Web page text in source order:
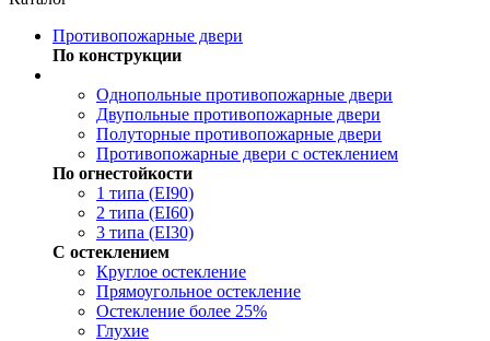
Противопожарные двери
По конструкции
Однопольные противопожарные двери
Двупольные противопожарные двери
Полуторные противопожарные двери
Противопожарные двери с остеклением
По огнестойкости
1 типа (EI90)
2 типа (EI60)
3 типа (EI30)
С остеклением
Круглое остекление
Прямоугольное остекление
Остекление более 25%
Глухие